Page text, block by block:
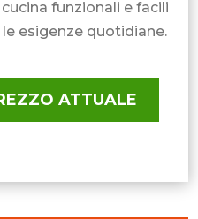
funzionali e facili
esigenze quotidiane.
ATTUALE